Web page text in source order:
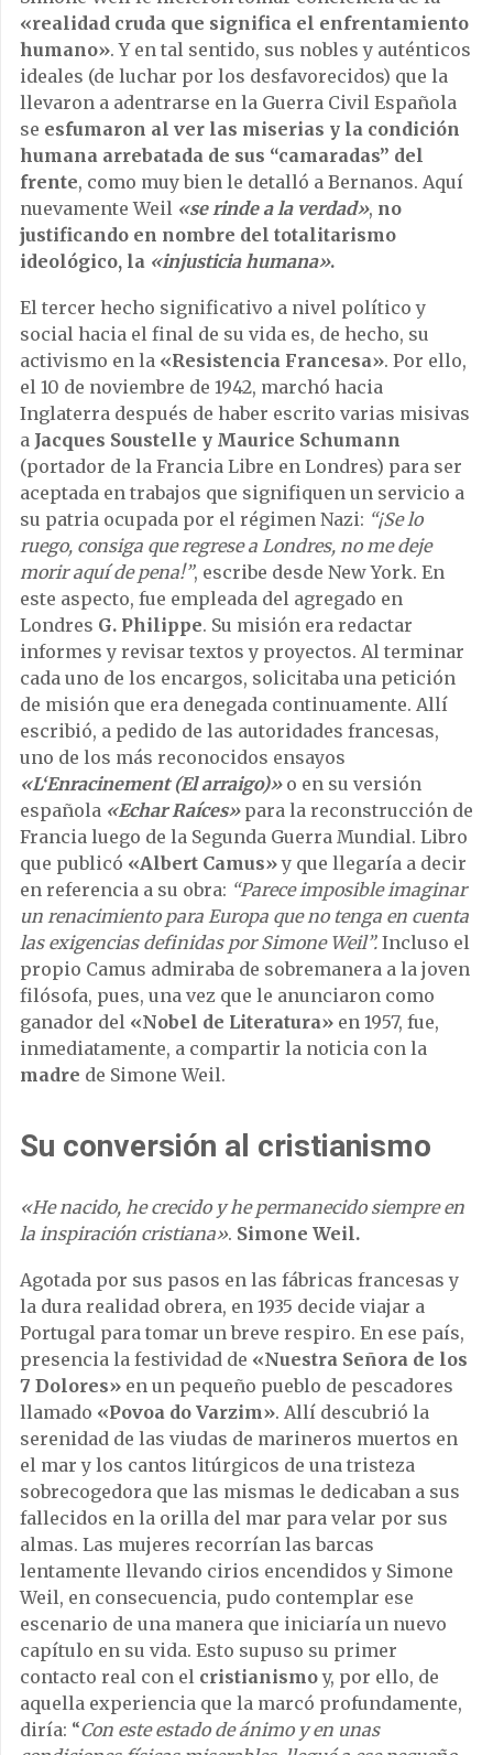
«realidad cruda que significa el enfrentamiento
humano». Y en tal sentido, sus nobles y auténticos
ideales (de luchar por los desfavorecidos) que la
llevaron a adentrarse en la Guerra Civil Española
se esfumaron al ver las miserias y la condición
humana arrebatada de sus “camaradas” del
frente, como muy bien le detalló a Bernanos. Aquí
nuevamente Weil «se rinde a la verdad», no
justificando en nombre del totalitarismo
ideológico, la «injusticia humana».
El tercer hecho significativo a nivel político y
social hacia el final de su vida es, de hecho, su
activismo en la «Resistencia Francesa». Por ello,
el 10 de noviembre de 1942, marchó hacia
Inglaterra después de haber escrito varias misivas
a Jacques Soustelle y Maurice Schumann
(portador de la Francia Libre en Londres) para ser
aceptada en trabajos que signifiquen un servicio a
su patria ocupada por el régimen Nazi: “¡Se lo
ruego, consiga que regrese a Londres, no me deje
morir aquí de pena!”, escribe desde New York. En
este aspecto, fue empleada del agregado en
Londres G. Philippe. Su misión era redactar
informes y revisar textos y proyectos. Al terminar
cada uno de los encargos, solicitaba una petición
de misión que era denegada continuamente. Allí
escribió, a pedido de las autoridades francesas,
uno de los más reconocidos ensayos
«L‘Enracinement (El arraigo)» o en su versión
española «Echar Raíces» para la reconstrucción de
Francia luego de la Segunda Guerra Mundial. Libro
que publicó «Albert Camus»y que llegaría a decir
en referencia a su obra: “Parece imposible imaginar
un renacimiento para Europa que no tenga en cuenta
las exigencias definidas por Simone Weil”. Incluso el
propio Camus admiraba de sobremanera a la joven
filósofa, pues, una vez que le anunciaron como
ganador del «Nobel de Literatura» en 1957, fue,
inmediatamente, a compartir la noticia con la
madre de Simone Weil.
Su conversión al cristianismo
«He nacido, he crecido y he permanecido siempre en
la inspiración cristiana». Simone Weil.
Agotada por sus pasos en las fábricas francesas y
la dura realidad obrera, en 1935 decide viajar a
Portugal para tomar un breve respiro. En ese país,
presencia la festividad de «Nuestra Señora de los
7 Dolores» en un pequeño pueblo de pescadores
llamado «Povoa do Varzim». Allí descubrió la
serenidad de las viudas de marineros muertos en
el mar y los cantos litúrgicos de una tristeza
sobrecogedora que las mismas le dedicaban a sus
fallecidos en la orilla del mar para velar por sus
almas. Las mujeres recorrían las barcas
lentamente llevando cirios encendidos y Simone
Weil, en consecuencia, pudo contemplar ese
escenario de una manera que iniciaría un nuevo
capítulo en su vida. Esto supuso su primer
contacto real con el cristianismoy, por ello, de
aquella experiencia que la marcó profundamente,
diría: “Con este estado de ánimo y en unas